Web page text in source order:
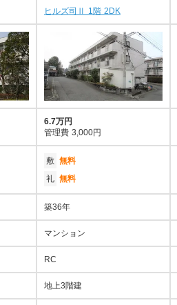
ヒルズ司Ⅱ 1階 2DK
6.7万円
管理費 3,000円
敷 無料
礼 無料
築36年
マンション
RC
地上3階建